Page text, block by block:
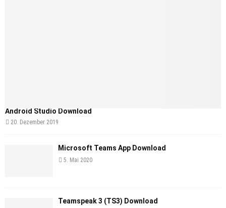
Android Studio Download
20. Dezember 2019
Microsoft Teams App Download
5. Mai 2020
Teamspeak 3 (TS3) Download